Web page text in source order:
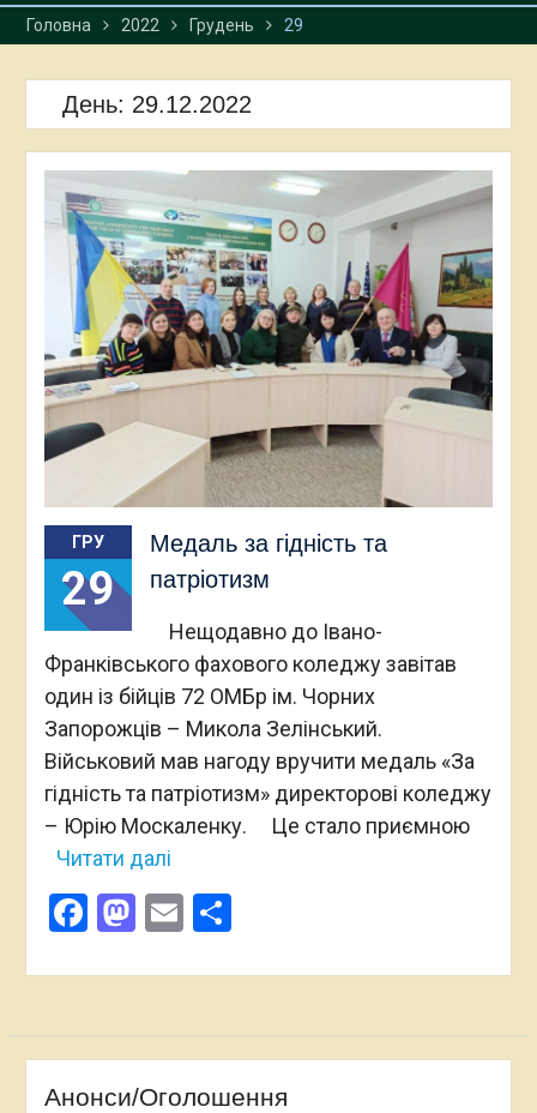
Головна 2022 Грудень 29
День: 29.12.2022
ГРУ
29
Медаль за гідність та
патріотизм
Нещодавно до Івано-
Франківського фахового коледжу завітав
один із бійців 72 ОМБр ім. Чорних
Запорожців – Микола Зелінський.
Військовий мав нагоду вручити медаль «За
гідність та патріотизм» директорові коледжу
– Юрію Москаленку. Це стало приємною
Читати далі
Facebook
Mastodon
Email
Анонси/Оголошення